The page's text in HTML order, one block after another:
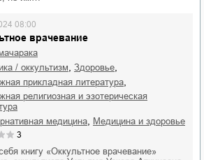
врачевание
08:00
/ оккультизм
здоровье
прикладная литература
медицина медицина и здоровье
3
книгу «Оккультное врачевание»